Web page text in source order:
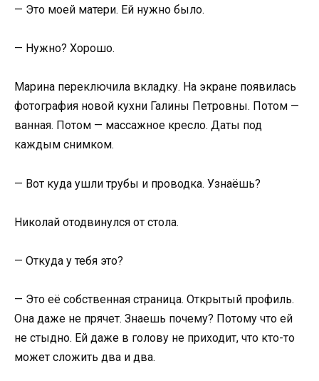
— Это моей матери. Ей нужно было.
— Нужно? Хорошо.
Марина переключила вкладку. На экране появилась
фотография новой кухни Галины Петровны. Потом —
ванная. Потом — массажное кресло. Даты под
каждым снимком.
— Вот куда ушли трубы и проводка. Узнаёшь?
Николай отодвинулся от стола.
— Откуда у тебя это?
— Это её собственная страница. Открытый профиль.
Она даже не прячет. Знаешь почему? Потому что ей
не стыдно. Ей даже в голову не приходит, что кто-то
может сложить два и два.